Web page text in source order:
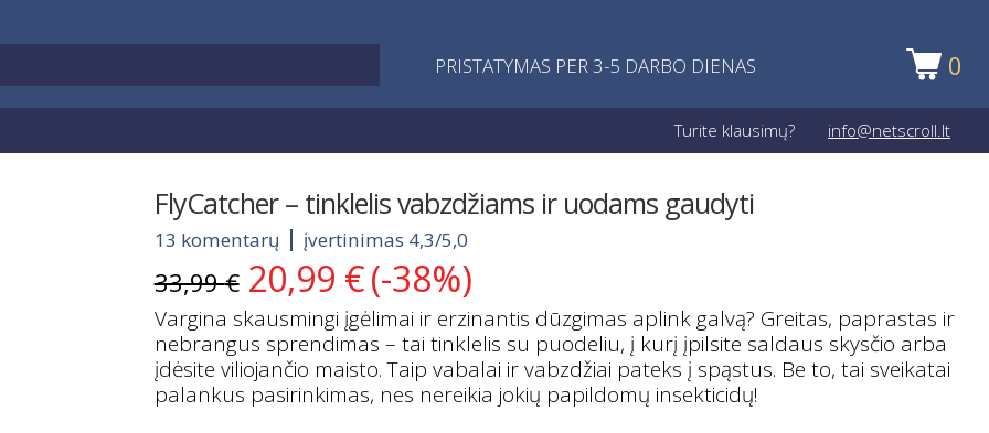
PRISTATYMAS PER 3-5 DARBO DIENAS 0
Turite klausimų? info@netscroll.lt
FlyCatcher – tinklelis vabzdžiams ir uodams gaudyti
13 komentarų įvertinimas 4,3/5,0
33,99€ Original
price
was:
33,99 €.
20,99 €Current
price
is:
20,99 €.
(-38%)
Vargina skausmingi įgėlimai ir erzinantis dūzgimas aplink galvą? Greitas, paprastas ir
nebrangus sprendimas – tai tinklelis su puodeliu, į kurį įpilsite saldaus skysčio arba
įdėsite viliojančio maisto. Taip vabalai ir vabzdžiai pateks į spąstus. Be to, tai sveikatai
palankus pasirinkimas, nes nereikia jokių papildomų insekticidų!